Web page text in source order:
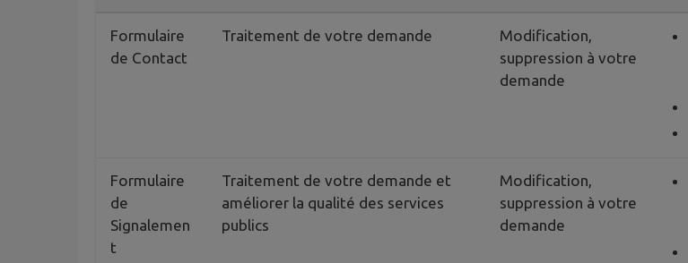
Formulaire
de Contact
Traitement de votre demande
Modification,
suppression à votre
demande
Formulaire
de
Signalemen
t
Traitement de votre demande et
améliorer la qualité des services
publics
Modification,
suppression à votre
demande